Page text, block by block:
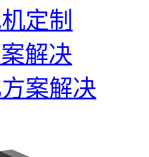
定制
解决
案解决